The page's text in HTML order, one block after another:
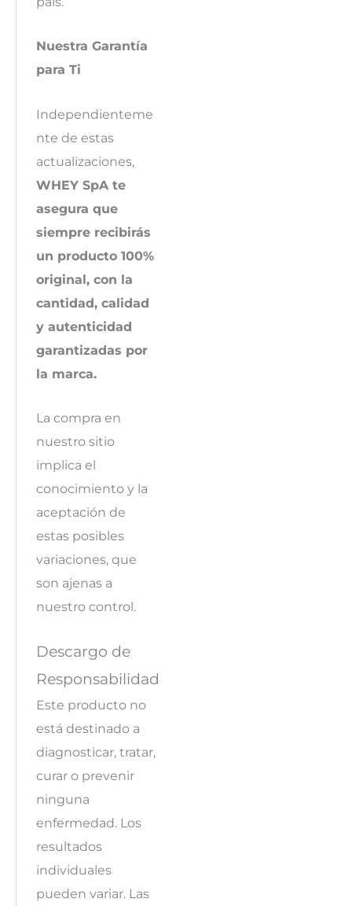
Nuestra Garantía
para Ti
Independienteme
nte de estas
actualizaciones,
WHEY SpA te
asegura que
siempre recibirás
un producto 100%
original, con la
cantidad, calidad
y autenticidad
garantizadas por
la marca.
La compra en
nuestro sitio
implica el
conocimiento y la
aceptación de
estas posibles
variaciones, que
son ajenas a
nuestro control.
Descargo de
Responsabilidad
Este producto no
está destinado a
diagnosticar, tratar,
curar o prevenir
ninguna
enfermedad. Los
resultados
individuales
pueden variar. Las